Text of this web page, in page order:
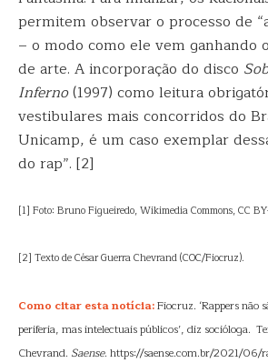
permitem observar o processo de
– o modo como ele vem ganhando
de arte. A incorporação do disco
Inferno(1997) como leitura
vestibulares mais concorridos do
Unicamp, é um caso exemplar
do rap”. [2]
[1] Foto: Bruno Figueiredo, Wikimedia Commons, CC
[2] Texto de César Guerra Chevrand (COC/Fiocruz).
Como citar esta notícia:Fiocruz. ‘Rappers não
periferia, mas intelectuais públicos’, diz socióloga.
Chevrand. Saense. https://saense.com.br/2021/06/